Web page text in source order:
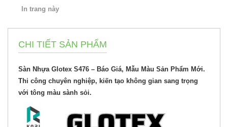
In trang này
CHI TIẾT SẢN PHẨM
Sàn Nhựa Glotex S476 – Báo Giá, Mẫu Màu Sản Phẩm Mới.
Thi công chuyên nghiệp, kiến tạo không gian sang trọng
với tông màu sành sỏi.